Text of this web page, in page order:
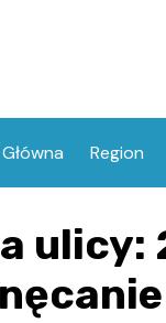
Główna Region